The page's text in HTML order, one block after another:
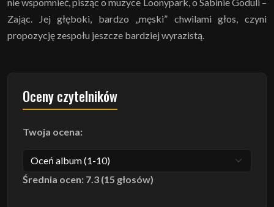
Zając. Jej głęboki, bardzo „męski” chwilami głos, czyni
propozycję zespołu jeszcze bardziej wyrazistą.
Oceny czytelników
Twoja ocena:
Średnia ocen: 7.3 (15 głosów)